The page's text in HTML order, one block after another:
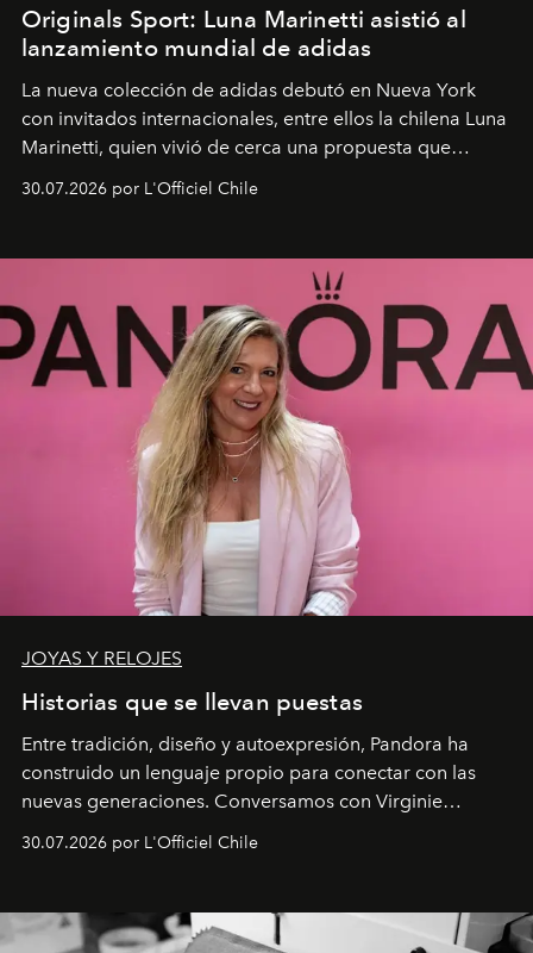
Originals Sport: Luna Marinetti asistió al
lanzamiento mundial de adidas
La nueva colección de adidas debutó en Nueva York
con invitados internacionales, entre ellos la chilena Luna
Marinetti, quien vivió de cerca una propuesta que
30.07.2026 por L'Officiel Chile
JOYAS Y RELOJES
Historias que se llevan puestas
Entre tradición, diseño y autoexpresión, Pandora ha
construido un lenguaje propio para conectar con las
nuevas generaciones. Conversamos con Virginie
Latinoamérica, sobre identidad, cultura y el valor
30.07.2026 por L'Officiel Chile